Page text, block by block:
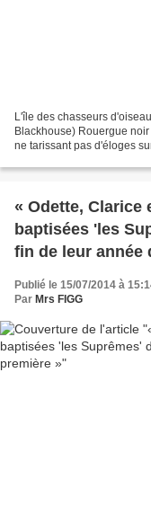
L'île des chasseurs
Blackhouse) Rouergue
ne tarissant pas d'éloges
« Odette, Clarice
baptisées 'les
fin de leur année
Publié le 15/07/2014 à
Par Mrs FIGG